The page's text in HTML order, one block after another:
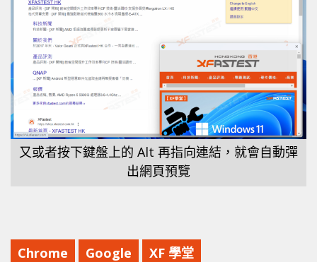
又或者按下鍵盤上的 Alt 再指向連結，就會自動彈
出網頁預覽
Chrome Google XF 學堂